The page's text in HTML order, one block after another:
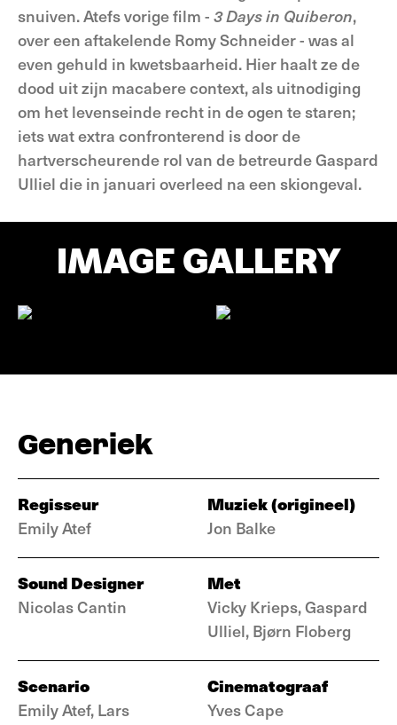
snuiven. Atefs vorige film - 3 Days in Quiberon,
over een aftakelende Romy Schneider - was al
even gehuld in kwetsbaarheid. Hier haalt ze de
dood uit zijn macabere context, als uitnodiging
om het levenseinde recht in de ogen te staren;
iets wat extra confronterend is door de
hartverscheurende rol van de betreurde Gaspard
Ulliel die in januari overleed na een skiongeval.
IMAGE GALLERY
Generiek
Regisseur
Emily Atef
Muziek (origineel)
Jon Balke
Sound Designer
Nicolas Cantin
Met
Vicky Krieps, Gaspard
Ulliel, Bjørn Floberg
Scenario
Emily Atef, Lars
Cinematograaf
Yves Cape